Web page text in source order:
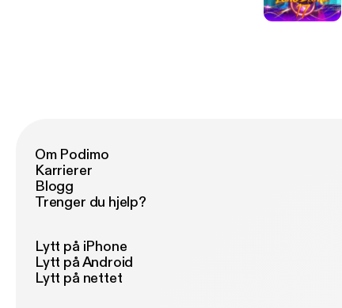
Om Podimo
Karrierer
Blogg
Trenger du hjelp?
Lytt på iPhone
Lytt på Android
Lytt på nettet